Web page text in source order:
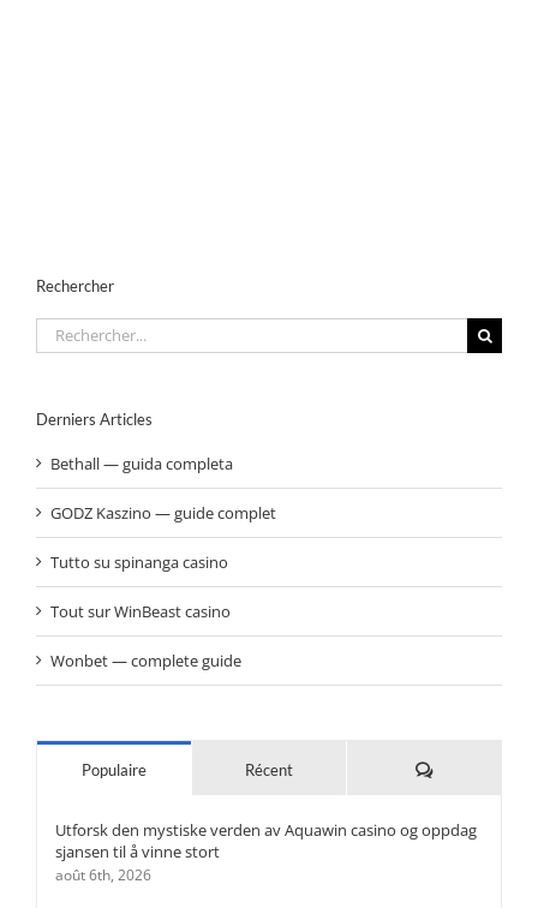
pour susciter l’intérêt de votre clientèle en utilisant des
outils performants et pratiques. L'emailing, un canal de
communication encore indispensable en 2016 Si certains
pensent que l’emailing est passé d’usage, les actions
prouvent le contraire. En effet, constituant le premier
support publicitaire sur le web, l’email est [...]